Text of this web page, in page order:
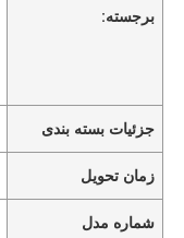
برجسته:
جزئیات بسته بندی
زمان تحویل
شماره مدل